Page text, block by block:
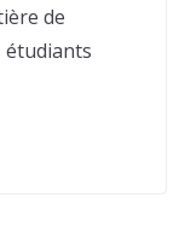
de
étudiants